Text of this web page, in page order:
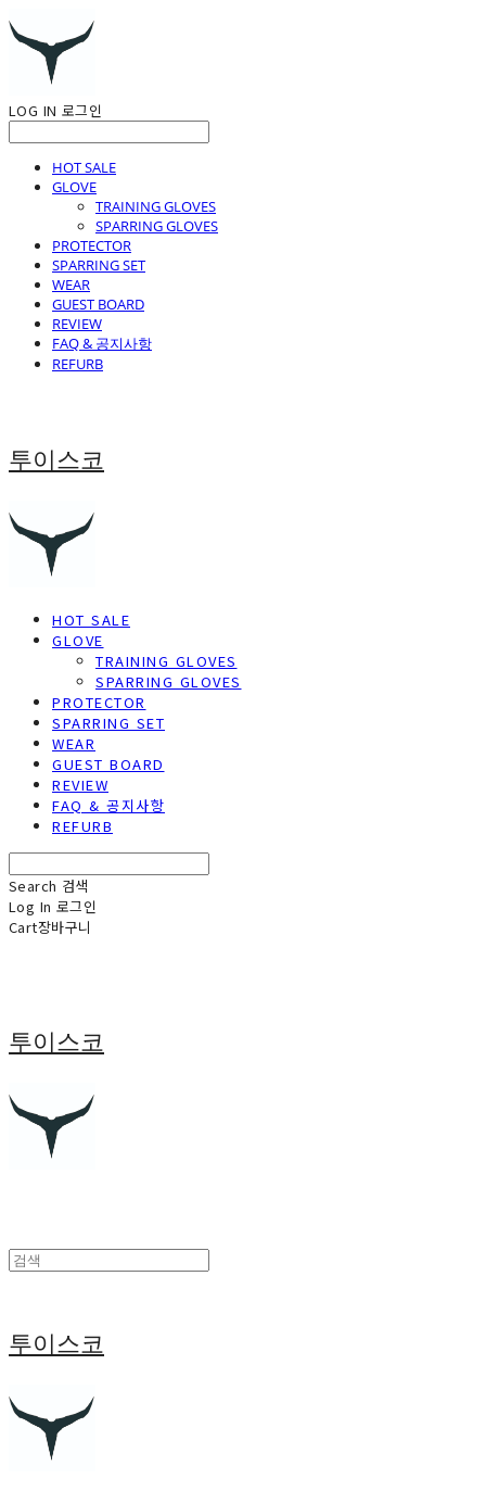
LOG IN 로그인
HOT SALE
GLOVE
TRAINING GLOVES
SPARRING GLOVES
PROTECTOR
SPARRING SET
WEAR
GUEST BOARD
REVIEW
FAQ & 공지사항
REFURB
투이스코
HOT SALE
GLOVE
TRAINING GLOVES
SPARRING GLOVES
PROTECTOR
SPARRING SET
WEAR
GUEST BOARD
REVIEW
FAQ & 공지사항
REFURB
Search 검색
Log In 로그인
Cart장바구니
투이스코
투이스코